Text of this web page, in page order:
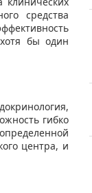
средства
бы один
гибко
центра, и